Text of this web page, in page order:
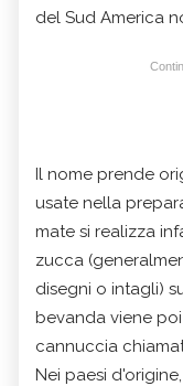
del Sud America
Il nome prende
usate nella
mate si realizza
zucca
disegni o intagli)
bevanda viene
cannuccia
Nei paesi